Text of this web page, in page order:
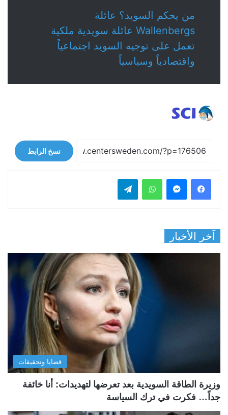
من يحكم السويد؟ عائلة
Wallenbergs عائلة سويدية ملكية
تعمل على توجيه السويد اجتماعياً
واقتصادياً وسياسياً
نسخ الرابط
فيسبوك واتساب
آخر الأخبار
قضايا وتحقيقات
وزيرة الطاقة السويدية بعد تعرضها لتهديدات: أنا خائفة
جداً… فكرت في ترك السياسة